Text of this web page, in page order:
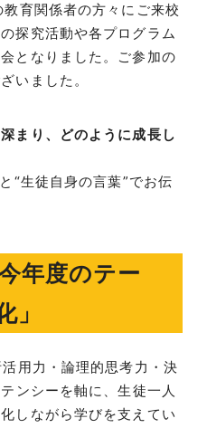
育関係者の方々にご来校
探究活動や各プログラム
となりました。ご参加の
いました。
まり、どのように成長し
“生徒自身の言葉”でお伝
年度のテー
」
用力・論理的思考力・決
ンシーを軸に、生徒一人
しながら学びを支えてい